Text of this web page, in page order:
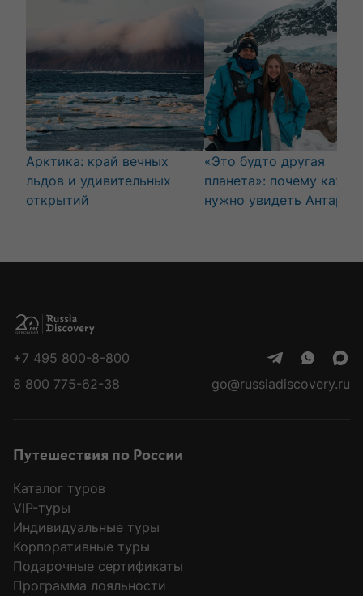
Арктика: край вечных
льдов и удивительных
открытий
«Это будто другая
планета»: почему
нужно увидеть
+7 495 800-8-800
8 800 775-62-38
go@russiadiscovery.ru
Путешествия по России
Каталог туров
VIP-туры
Индивидуальные туры
Корпоративные туры
Подарочные сертификаты
Программа лояльности